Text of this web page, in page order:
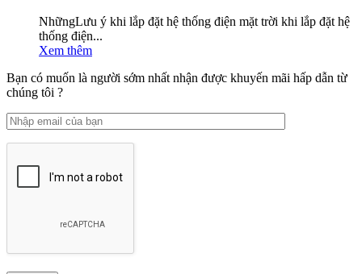
NhữngLưu ý khi lắp đặt hệ thống điện mặt trời khi lắp đặt hệ
thống điện...
Xem thêm
Bạn có muốn là người sớm nhất nhận được khuyến mãi hấp dẫn từ
chúng tôi ?